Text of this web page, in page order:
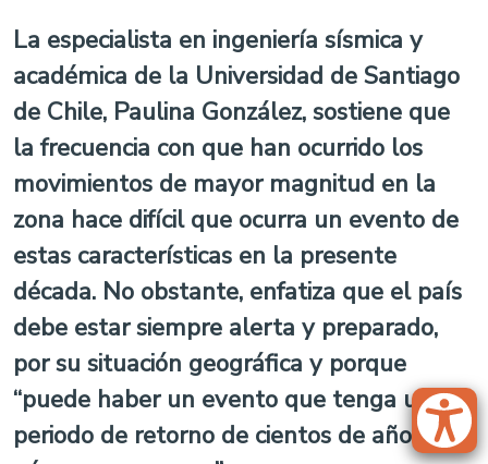
La especialista en ingeniería sísmica y
académica de la Universidad de Santiago
de Chile, Paulina González, sostiene que
la frecuencia con que han ocurrido los
movimientos de mayor magnitud en la
zona hace difícil que ocurra un evento de
estas características en la presente
década. No obstante, enfatiza que el país
debe estar siempre alerta y preparado,
por su situación geográfica y porque
“puede haber un evento que tenga un
periodo de retorno de cientos de años, que